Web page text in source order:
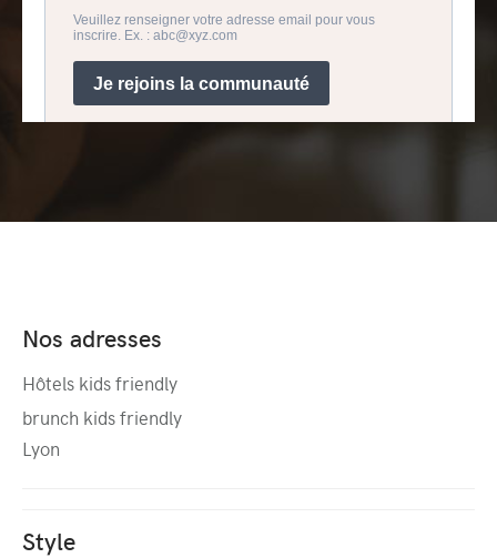
Nos adresses
Hôtels kids friendly
brunch kids friendly
Lyon
Style